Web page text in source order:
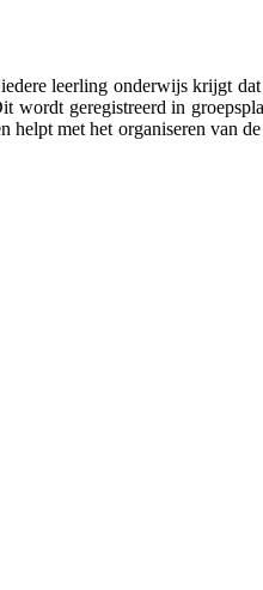
leerling onderwijs krijgt
wordt geregistreerd in
helpt met het organiseren